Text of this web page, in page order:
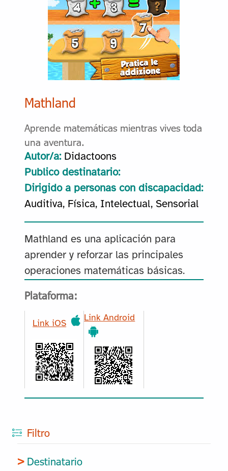
Mathland
Aprende matemáticas mientras vives toda
una aventura.
Autor/a: Didactoons
Publico destinatario:
Dirigido a personas con discapacidad:
Auditiva, Física, Intelectual, Sensorial
Mathland es una aplicación para
aprender y reforzar las principales
operaciones matemáticas básicas.
Plataforma:
Link iOS
Link Android
Filtro
Destinatario